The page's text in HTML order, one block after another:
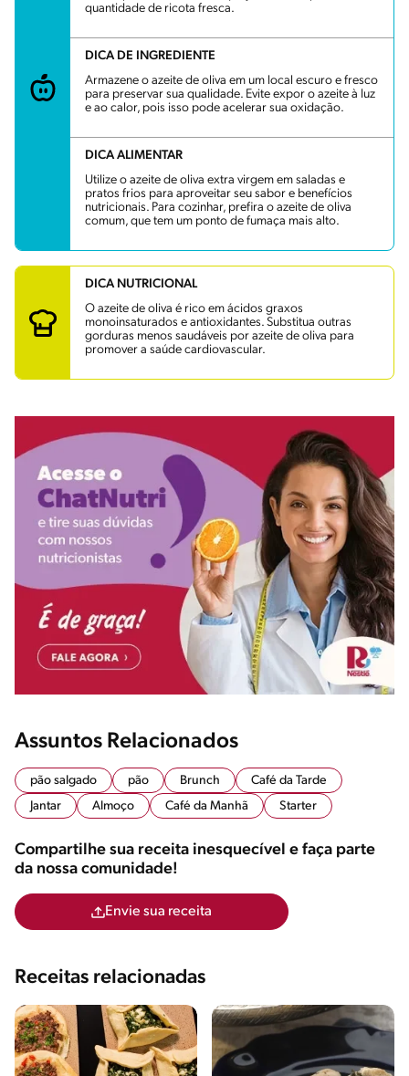
quantidade de ricota fresca.
DICA DE INGREDIENTE
Armazene o azeite de oliva em um local escuro e fresco
para preservar sua qualidade. Evite expor o azeite à luz
e ao calor, pois isso pode acelerar sua oxidação.
DICA ALIMENTAR
Utilize o azeite de oliva extra virgem em saladas e
pratos frios para aproveitar seu sabor e benefícios
nutricionais. Para cozinhar, prefira o azeite de oliva
comum, que tem um ponto de fumaça mais alto.
DICA NUTRICIONAL
O azeite de oliva é rico em ácidos graxos
monoinsaturados e antioxidantes. Substitua outras
gorduras menos saudáveis por azeite de oliva para
promover a saúde cardiovascular.
Assuntos Relacionados
pão salgado pão Brunch
Café da Tarde
Jantar
Almoço Café da Manhã Starter
Compartilhe sua receita inesquecível e faça parte
da nossa comunidade!
Envie sua receita
Receitas relacionadas